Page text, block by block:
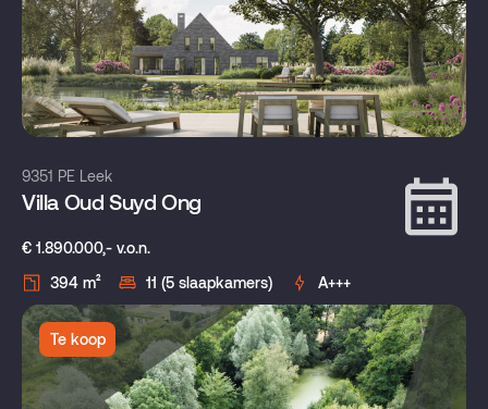
9351 PE Leek
Villa Oud Suyd Ong
€ 1.890.000,- v.o.n.
394 m²
11 (5 slaapkamers) A+++
Te koop